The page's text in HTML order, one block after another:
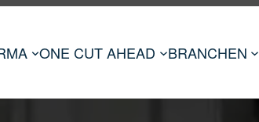
ONE CUT AHEAD BRANCHEN